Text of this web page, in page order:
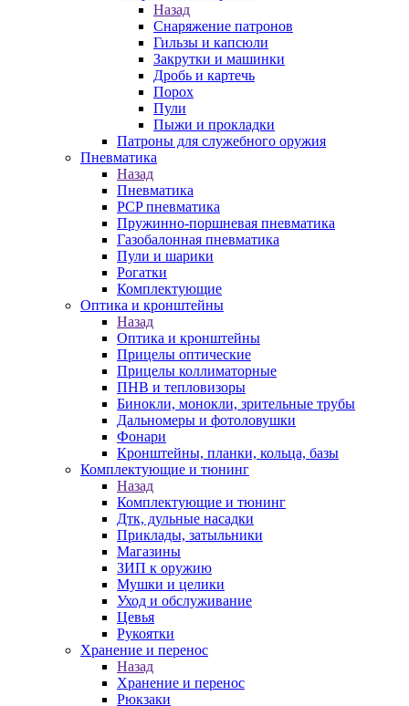
Назад
Снаряжение патронов
Гильзы и капсюли
Закрутки и машинки
Дробь и картечь
Порох
Пули
Пыжи и прокладки
Патроны для служебного оружия
Пневматика
Назад
Пневматика
PCP пневматика
Пружинно-поршневая пневматика
Газобалонная пневматика
Пули и шарики
Рогатки
Комплектующие
Оптика и кронштейны
Назад
Оптика и кронштейны
Прицелы оптические
Прицелы коллиматорные
ПНВ и тепловизоры
Бинокли, монокли, зрительные трубы
Дальномеры и фотоловушки
Фонари
Кронштейны, планки, кольца, базы
Комплектующие и тюнинг
Назад
Комплектующие и тюнинг
Дтк, дульные насадки
Приклады, затыльники
Магазины
ЗИП к оружию
Мушки и целики
Уход и обслуживание
Цевья
Рукоятки
Хранение и перенос
Назад
Хранение и перенос
Рюкзаки